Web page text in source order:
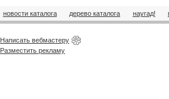
новости каталога дерево каталога наугад!
Написать вебмастеру
Разместить рекламу